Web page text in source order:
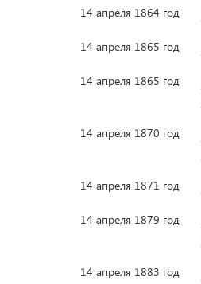
14 апреля 1864 год
14 апреля 1865 год
14 апреля 1865 год
14 апреля 1870 год
14 апреля 1871 год
14 апреля 1879 год
14 апреля 1883 год